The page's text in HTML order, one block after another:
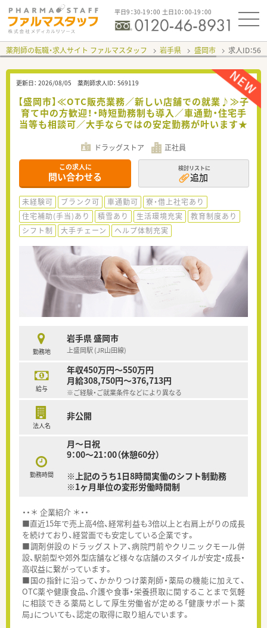
平日9：30-19：00 土日10：00-19：00
薬剤師の転職・求人サイト ファルマスタッフ 岩手県 盛岡市 求人ID：
更新日： 2026/08/05 薬剤師求人ID： 569119
【盛岡市】≪OTC販売業務／新しい店舗での就業♪≫子
育て中の方歓迎！・時短勤務制も導入／車通勤・住宅手
当等も相談可／大手ならではの安定勤務が叶います★
ドラッグストア 正社員
この求人に
問い合わせる
検討リストに
追加
未経験可 ブランク可 車通勤可
寮・借上社宅あり
住宅補助(手当)あり
積雪あり 生活環境充実
教育制度あり
シフト制
大手チェーン ヘルプ体制充実
勤務地
岩手県 盛岡市
上盛岡駅 (JR山田線)
給与
年収450万円～550万円
月給308,750円～376,713円
※ご経験・ご就業条件などにより異なる
法人名
非公開
勤務時間
月～日祝
9：00～21：00（休憩60分）
※上記のうち1日8時間実働のシフト制勤務
※1ヶ月単位の変形労働時間制
・・＊ 企業紹介 ＊・・
■直近15年で売上高4倍、経常利益も3倍以上と右肩上がりの成長
を続けており、経営面でも安定している企業です。
■調剤併設のドラッグストア、病院門前やクリニックモール併
設、駅前型や郊外型店舗など様々な店舗のスタイルが安定・成長・
高収益に繋がっています。
■国の指針に沿って、かかりつけ薬剤師・薬局の機能に加えて、
OTC薬や健康食品、介護や食事・栄養摂取に関することまで気軽
に相談できる薬局として厚生労働省が定める「健康サポート薬
局」についても、認定の取得に取り組んでいます。